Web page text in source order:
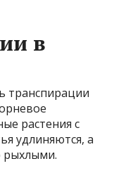
в
транспирации
растения с
удлиняются, а
рыхлыми.